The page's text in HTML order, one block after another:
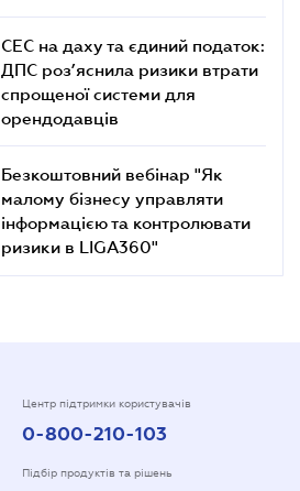
СЕС на даху та єдиний податок:
ДПС роз’яснила ризики втрати
спрощеної системи для
орендодавців
Безкоштовний вебінар "Як
малому бізнесу управляти
інформацією та контролювати
ризики в LIGA360"
Центр підтримки користувачів
0-800-210-103
Підбір продуктів та рішень